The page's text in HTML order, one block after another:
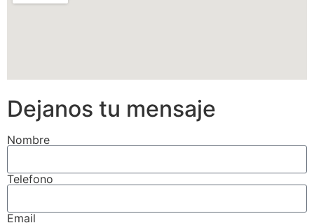
Dejanos tu mensaje
Nombre
Telefono
Email